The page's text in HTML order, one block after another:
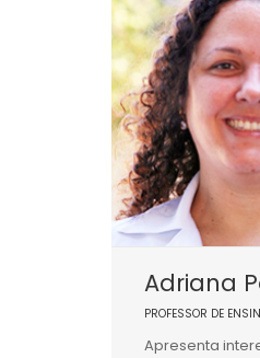
Adriana
PROFESSOR DE
Apresenta